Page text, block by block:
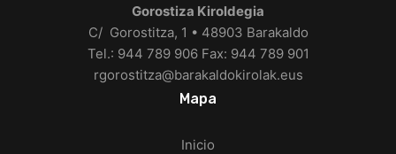
Gorostiza Kiroldegia
C/ Gorostitza, 1 • 48903 Barakaldo
Tel.: 944 789 906 Fax: 944 789 901
rgorostitza@barakaldokirolak.eus
Mapa
Inicio